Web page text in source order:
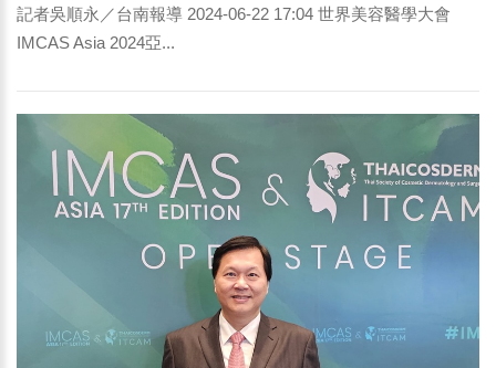
記者吳順永／台南報導 2024-06-22 17:04 世界美容醫學大會
IMCAS Asia 2024亞...